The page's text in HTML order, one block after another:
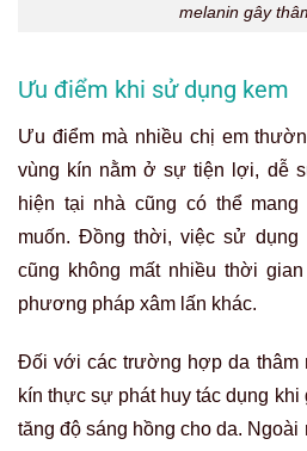
melanin gây
Ưu điểm khi sử dụng kem
Ưu điểm mà nhiều chị em
vùng kín nằm ở sự tiện lợi, dễ
hiện tại nhà cũng có thể
muốn. Đồng thời, việc sử dụng
cũng không mất nhiều thời
phương pháp xâm lấn khác.
Đối với các trường hợp da thâm
kín thực sự phát huy tác dụng khi
tăng độ sáng hồng cho da. Ngoài